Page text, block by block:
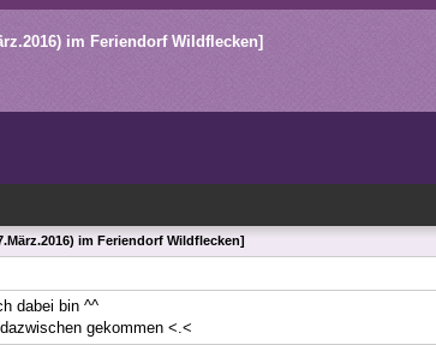
im Feriendorf Wildflecken]
im Feriendorf Wildflecken]
dabei bin ^^
gekommen <.<